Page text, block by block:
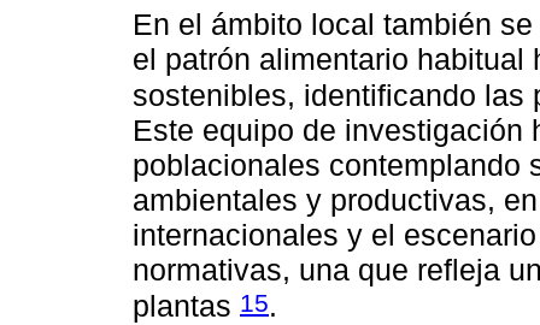
En el ámbito local también
el patrón alimentario
sostenibles, identificando
Este equipo de investigación
poblacionales contemplando
ambientales y productivas,
internacionales y el
normativas, una que refleja
plantas 15.